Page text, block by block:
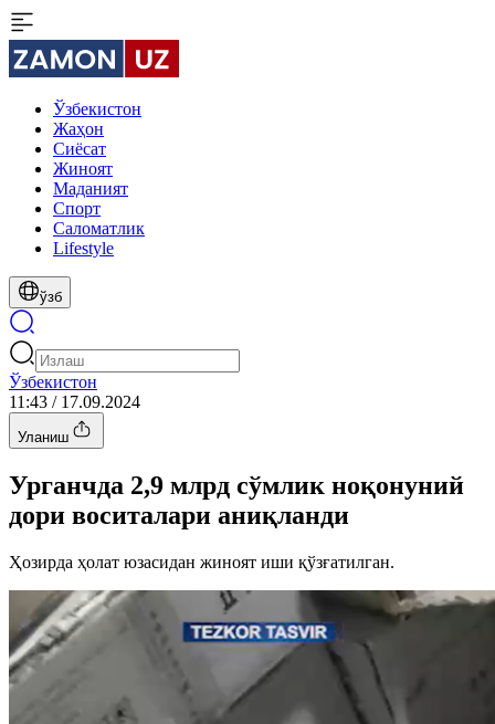
Ўзбекистон
Жаҳон
Сиёсат
Жиноят
Маданият
Спорт
Cаломатлик
Lifestyle
ўзб
Ўзбекистон
11:43 / 17.09.2024
Уланиш
Урганчда 2,9 млрд сўмлик ноқонуний
дори воситалари аниқланди
Ҳозирда ҳолат юзасидан жиноят иши қўзғатилган.